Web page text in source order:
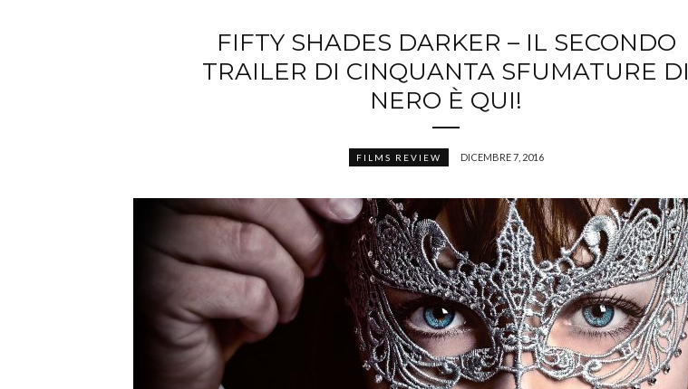
FIFTY SHADES DARKER – IL SECONDO
TRAILER DI CINQUANTA SFUMATURE DI
NERO È QUI!
FILMS REVIEW DICEMBRE 7, 2016